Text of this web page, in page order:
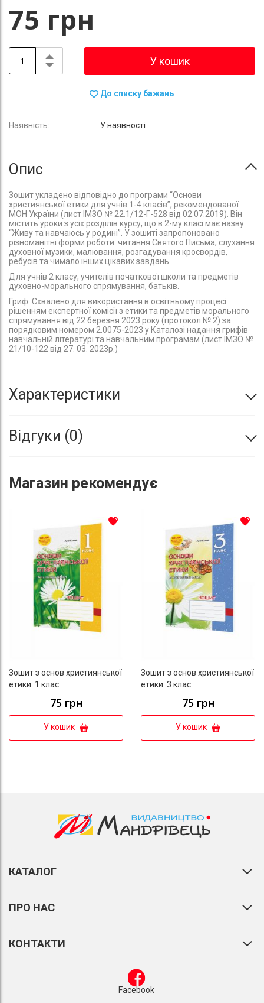
75 грн
У кошик
До списку бажань
У наявності
Опис
Зошит укладено відповідно до програми “Основи
християнської етики для учнів 1-4 класів”, рекомендованої
МОН України (лист ІМЗО № 22.1/12-Г-528 від 02.07.2019). Він
містить уроки з усіх розділів курсу, що в 2-му класі має назву
“Живу та навчаюсь у родині”. У зошиті запропоновано
різноманітні форми роботи: читання Святого Письма, слухання
духовної музики, малювання, розгадування кросвордів,
ребусів та чимало інших цікавих завдань.
Для учнів 2 класу, учителів початкової школи та предметів
духовно-морального спрямування, батьків.
Гриф: Схвалено для використання в освітньому процесі
рішенням експертної комісії з етики та предметів морального
спрямування від 22 березня 2023 року (протокол № 2) за
порядковим номером 2.0075-2023 у Каталозі надання грифів
навчальній літературі та навчальним програмам (лист ІМЗО №
21/10-122 від 27. 03. 2023р.)
Характеристики
Відгуки 0
Магазин рекомендує
Зошит з основ християнської
етики. 1 клас
75 грн
У кошик
До списку бажань
Зошит з основ християнської
етики. 3 клас
75 грн
У кошик
КАТАЛОГ
ПРО НАС
КОНТАКТИ
Facebook